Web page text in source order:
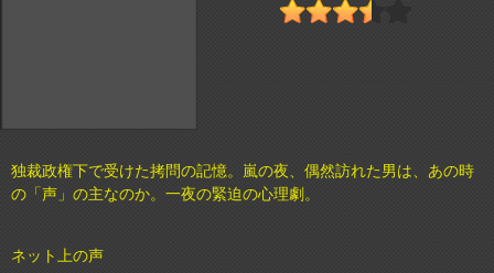
独裁政権下で受けた拷問の記憶。嵐の夜、偶然訪れた男は、あの時
の「声」の主なのか。一夜の緊迫の心理劇。
ネット上の声